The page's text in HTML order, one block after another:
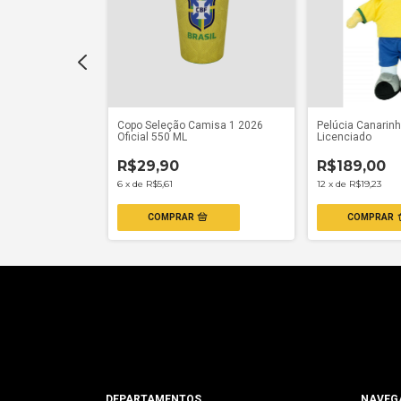
Copo Seleção Camisa 1 2026
Oficial 550 ML
R$29,90
6 x de R$5,61
Pelúcia
Licenciado
R$189,00
12 xde R$19,23